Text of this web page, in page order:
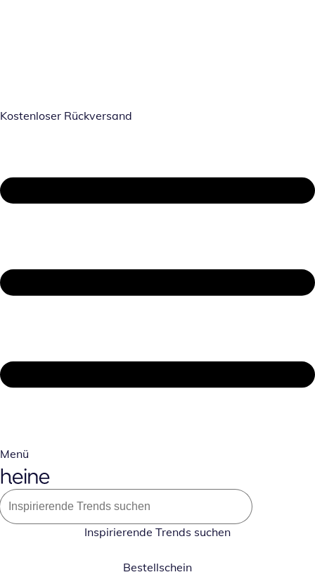
Kostenloser Rückversand
Menü
Inspirierende Trends suchen
Bestellschein